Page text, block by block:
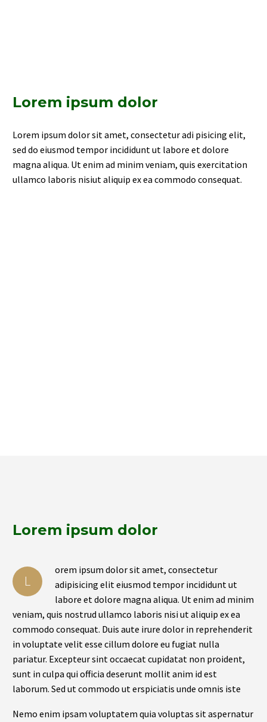
Lorem ipsum dolor
Lorem ipsum dolor sit amet, consectetur adi pisicing elit,
sed do eiusmod tempor incididunt ut labore et dolore
magna aliqua. Ut enim ad minim veniam, quis exercitation
ullamco laboris nisiut aliquip ex ea commodo consequat.
Lorem ipsum dolor
L
orem ipsum dolor sit amet, consectetur
adipisicing elit eiusmod tempor incididunt ut
labore et dolore magna aliqua. Ut enim ad minim
veniam, quis nostrud ullamco laboris nisi ut aliquip ex ea
commodo consequat. Duis aute irure dolor in reprehenderit
in voluptate velit esse cillum dolore eu fugiat nulla
pariatur. Excepteur sint occaecat cupidatat non proident,
sunt in culpa qui officia deserunt mollit anim id est
laborum. Sed ut commodo ut erspiciatis unde omnis iste
Nemo enim ipsam voluptatem quia voluptas sit aspernatur